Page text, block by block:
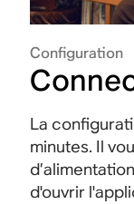
Configuration
La
minutes. Il
d'ouvrir